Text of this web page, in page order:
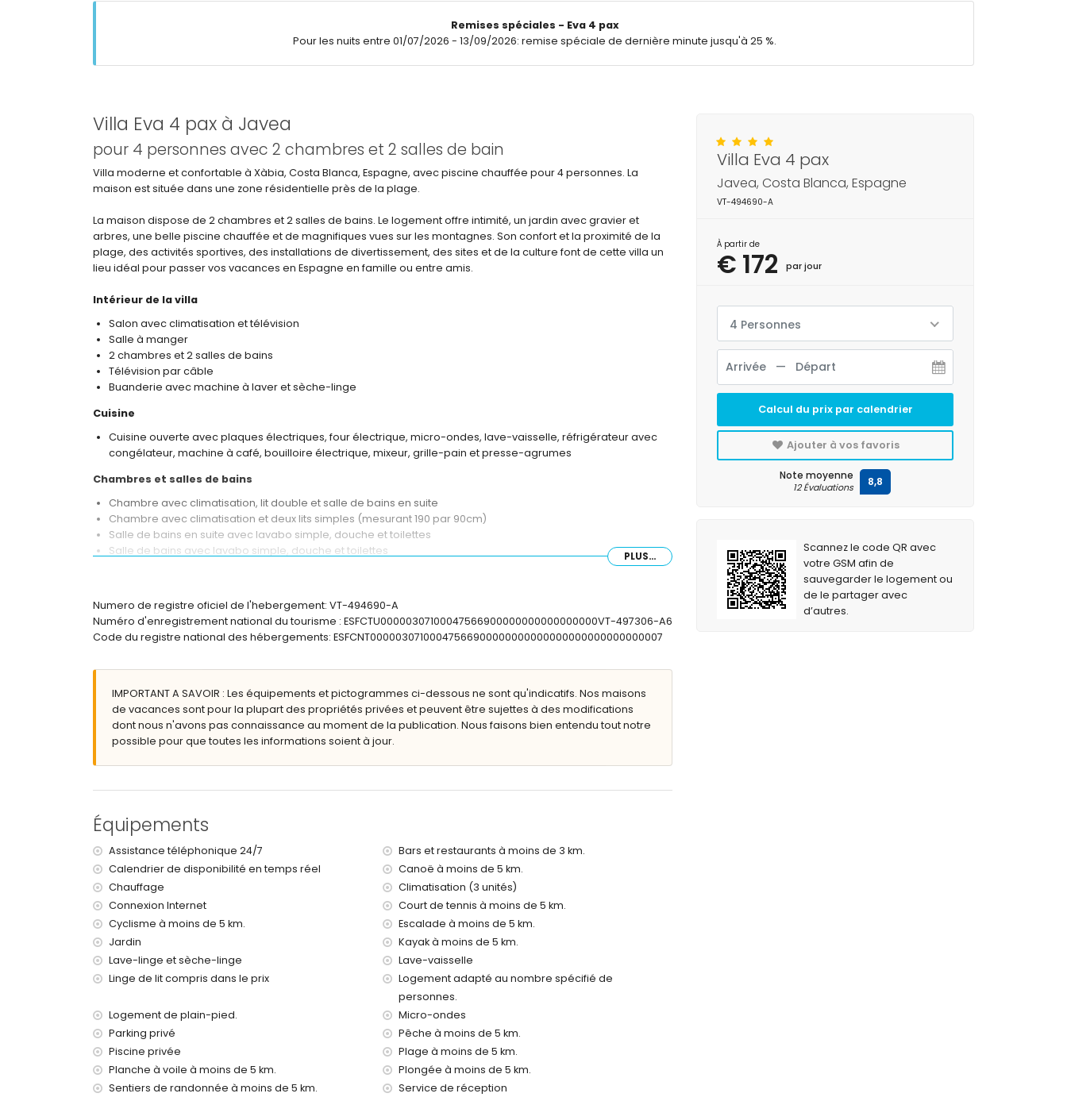
Remises spéciales - Eva 4 pax
Pour les nuits entre 01/07/2026 - 13/09/2026: remise spéciale de dernière minute jusqu'à 25 %.
Villa Eva 4 pax à Javea
pour 4 personnes avec 2 chambres et 2 salles de bain
Villa moderne et confortable à Xàbia, Costa Blanca, Espagne, avec piscine chauffée pour 4 personnes. La
maison est située dans une zone résidentielle près de la plage.
La maison dispose de 2 chambres et 2 salles de bains. Le logement offre intimité, un jardin avec gravier et
arbres, une belle piscine chauffée et de magnifiques vues sur les montagnes. Son confort et la proximité de la
plage, des activités sportives, des installations de divertissement, des sites et de la culture font de cette villa un
lieu idéal pour passer vos vacances en Espagne en famille ou entre amis.
Intérieur de la villa
Salon avec climatisation et télévision
Salle à manger
2 chambres et 2 salles de bains
Télévision par câble
Buanderie avec machine à laver et sèche-linge
Cuisine
Cuisine ouverte avec plaques électriques, four électrique, micro-ondes, lave-vaisselle, réfrigérateur avec
congélateur, machine à café, bouilloire électrique, mixeur, grille-pain et presse-agrumes
Chambres et salles de bains
Chambre avec climatisation, lit double et salle de bains en suite
Chambre avec climatisation et deux lits simples (mesurant 190 par 90cm)
Salle de bains en suite avec lavabo simple, douche et toilettes
Salle de bains avec lavabo simple, douche et toilettes
Grand terrain clôturé
Piscine privée chauffée mesurant 10m x 5m et 2m de profondeur
Jardin avec gravier, arbres et mobilier de jardin avec transats
2 terrasses, dont une couverte
Espace de stationnement privé
Informations supplémentaires
Ville la plus proche : Xàbia (à moins de 5 kilomètres de la villa)
Port le plus proche : La Fontana, Xàbia (à moins de 5 kilomètres de la villa)
Aéroport le plus proche : Alicante (à moins de 100 kilomètres de la villa)
Deuxième aéroport le plus proche : Valence (à plus de 100 kilomètres)
Animaux non admis
L'hébergement est très adapté pour les familles avec enfants
Équipements et services inclus dans le prix de location de la villa
Internet (WiFi)
Fer et planche à repasser
Linge de lit et serviettes
Service de réception et service d'urgence 24 heures sur 24
Chauffage central et climatisation
Équipements et services avec supplément
Chauffage de la piscine
Lit supplémentaire et lit/couffin pour enfants (sur demande)
Activités de loisirs et de divertissement pour vos vacances à Xàbia, Costa Blanca
PLUS...
Numero de registre oficiel de l'hebergement: VT-494690-A
Numéro d'enregistrement national du tourisme : ESFCTU00000307100047566900000000000000000VT-497306-A6
Code du registre national des hébergements: ESFCNT00000307100047566900000000000000000000000000007
IMPORTANT A SAVOIR : Les équipements et pictogrammes ci-dessous ne sont qu'indicatifs. Nos maisons
de vacances sont pour la plupart des propriétés privées et peuvent être sujettes à des modifications
dont nous n'avons pas connaissance au moment de la publication. Nous faisons bien entendu tout notre
possible pour que toutes les informations soient à jour.
Équipements
Assistance téléphonique 24/7
Bars et restaurants à moins de 3 km.
Calendrier de disponibilité en temps réel
Canoë à moins de 5 km.
Chauffage
Climatisation (3 unités)
Connexion Internet
Court de tennis à moins de 5 km.
Cyclisme à moins de 5 km.
Escalade à moins de 5 km.
Jardin
Kayak à moins de 5 km.
Lave-linge et sèche-linge
Lave-vaisselle
Linge de lit compris dans le prix
Logement adapté au nombre spécifié de
personnes.
Logement de plain-pied.
Micro-ondes
Parking privé
Pêche à moins de 5 km.
Piscine privée
Plage à moins de 5 km.
Planche à voile à moins de 5 km.
Plongée à moins de 5 km.
Sentiers de randonnée à moins de 5 km.
Service de réception
Villa Eva 4 pax
Javea, Costa Blanca, Espagne
VT-494690-A
À partir de
€ 172 par jour
4 Personnes
Calcul du prix par calendrier
Ajouter à vos favoris
Note moyenne
12 Évaluations 8,8
Scannez le code QR avec
votre GSM afin de
sauvegarder le logement ou
de le partager avec
d’autres.